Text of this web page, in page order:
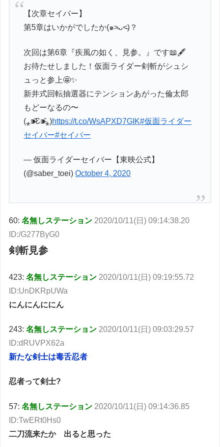
【次章セイバー】
第5章はいかがでしたか(๑˃̵ᴗ˂̵)？
次回は第6章『疾風の如く、見参。』です📖🖋
お待たせしました！仮面ライダー剣斬がシュシ
ュっと参上🤩✨
新井式回転抽選器にテンションあがった倫太郎
もどーなるの〜
(⁎⁍̴̆Ɛ⁍̴̆⁎)https://t.co/WsAPXD7GIK#仮面ライダー
セイバー#セイバー
— 仮面ライダーセイバー【東映公式】
(@saber_toei)October 4, 2020
60:名無しステーション 2020/10/11(日) 09:14:38.20
ID:/G277ByG0
剣斬見参
423:名無しステーション 2020/10/11(日) 09:19:55.72
ID:UnDKRpUWa
にんにんににん
243:名無しステーション 2020/10/11(日) 09:03:29.57
ID:dRUVPX62a
新たな剣士は毒舌忍者
忍者って剣士?
57:名無しステーション 2020/10/11(日) 09:14:36.85
ID:TwERt0Hs0
二刀流来たか 出ると思った